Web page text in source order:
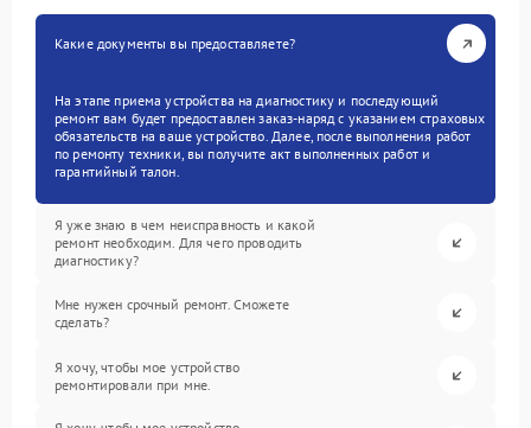
Какие документы вы предоставляете?
На этапе приема устройства на диагностику и последующий
ремонт вам будет предоставлен заказ-наряд с указанием страховых
обязательств на ваше устройство. Далее, после выполнения работ
по ремонту техники, вы получите акт выполненных работ и
гарантийный талон.
Я уже знаю в чем неисправность и какой
ремонт необходим. Для чего проводить
диагностику?
Мне нужен срочный ремонт. Сможете
сделать?
Я хочу, чтобы мое устройство
ремонтировали при мне.